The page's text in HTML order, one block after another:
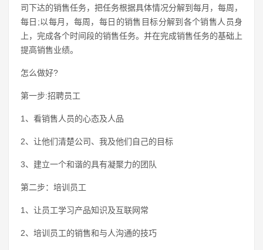
司下达的销售任务，把任务根据具体情况分解到每月，每周，
每日;以每月，每周，每日的销售目标分解到各个销售人员身
上，完成各个时间段的销售任务。并在完成销售任务的基础上
提高销售业绩。
怎么做好?
第一步:招聘员工
1、看销售人员的心态及人品
2、让他们清楚公司、我及他们自己的目标
3、建立一个和谐的具有凝聚力的团队
第二步：培训员工
1、让员工学习产品知识及互联网常
2、培训员工的销售和与人沟通的技巧